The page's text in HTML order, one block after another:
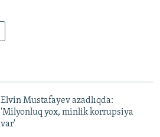
Elvin Mustafayev azadlıqda:
'Milyonluq yox, minlik korrupsiya
var'